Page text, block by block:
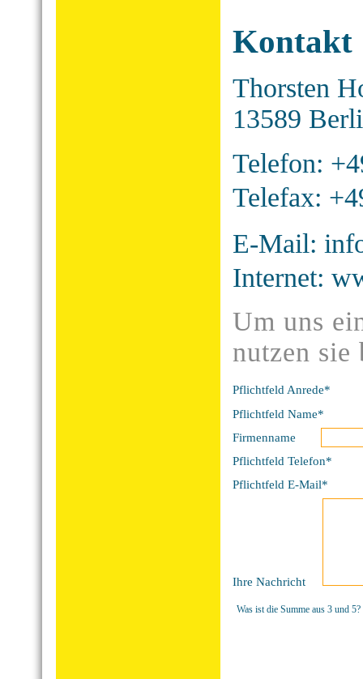
Kontakt
Thorsten
13589
Telefon:
Telefax:
E-Mail:
Internet:
Um uns
nutzen
PflichtfeldAnrede*
Pflichtfeld Name*
Firmenname
Pflichtfeld Telefon*
Pflichtfeld E-Mail*
Ihre Nachricht
Was ist die Summe aus 3 und 5?